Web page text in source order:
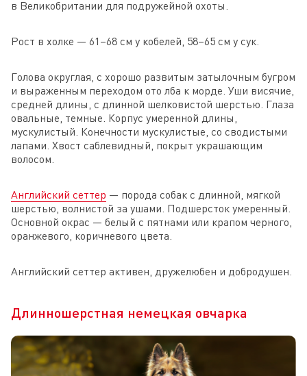
в Великобритании для подружейной охоты.
Рост в холке — 61–68 см у кобелей, 58–65 см у сук.
Голова округлая, с хорошо развитым затылочным бугром
и выраженным переходом ото лба к морде. Уши висячие,
средней длины, с длинной шелковистой шерстью. Глаза
овальные, темные. Корпус умеренной длины,
мускулистый. Конечности мускулистые, со сводистыми
лапами. Хвост саблевидный, покрыт украшающим
волосом.
Английский сеттер — порода собак с длинной, мягкой
шерстью, волнистой за ушами. Подшерсток умеренный.
Основной окрас — белый с пятнами или крапом черного,
оранжевого, коричневого цвета.
Английский сеттер активен, дружелюбен и добродушен.
Длинношерстная немецкая овчарка